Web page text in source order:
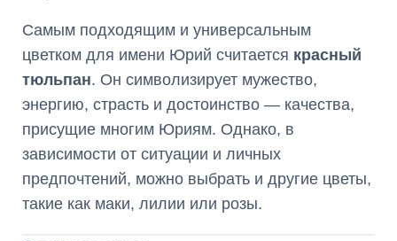
Самым подходящим и универсальным
цветком для имени Юрий считается красный
тюльпан. Он символизирует мужество,
энергию, страсть и достоинство — качества,
присущие многим Юриям. Однако, в
зависимости от ситуации и личных
предпочтений, можно выбрать и другие цветы,
такие как маки, лилии или розы.